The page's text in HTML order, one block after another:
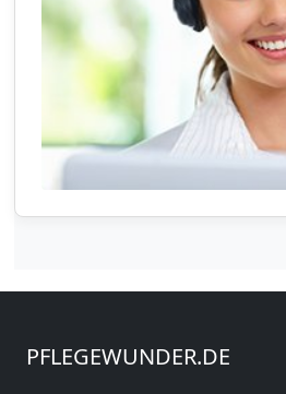
PFLEGEWUNDER.DE